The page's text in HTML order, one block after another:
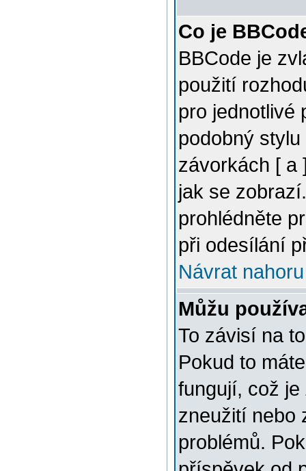
Co je
BBCode je
použití
pro jednotlivé
podobný
závorkách [ a
jak se
prohlédněte
při odesílání
Návrat nahoru
Můžu
To závisí na
Pokud to
fungují, což je
zneužití nebo
problémů.